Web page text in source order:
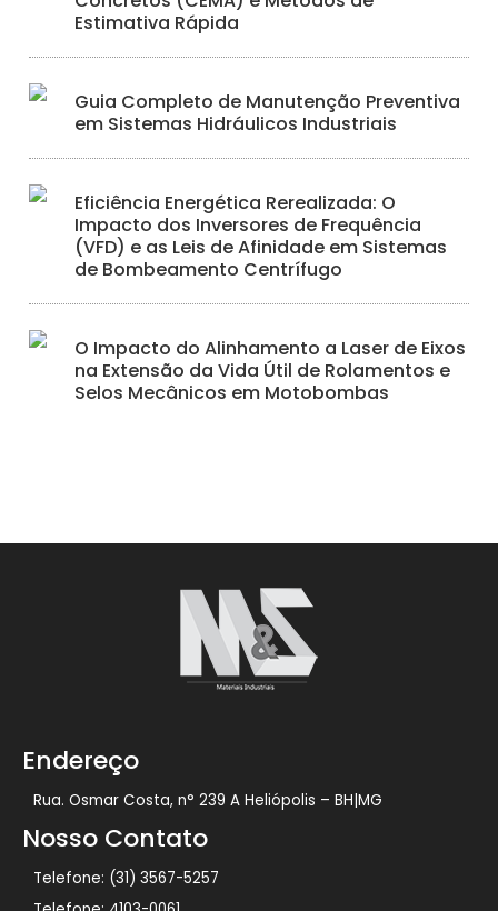
Estimativa Rápida
Guia Completo de Manutenção Preventiva
em Sistemas Hidráulicos Industriais
Eficiência Energética Rerealizada: O
Impacto dos Inversores de Frequência
(VFD) e as Leis de Afinidade em Sistemas
de Bombeamento Centrífugo
O Impacto do Alinhamento a Laser de Eixos
na Extensão da Vida Útil de Rolamentos e
Selos Mecânicos em Motobombas
Endereço
Rua. Osmar Costa, n° 239 A Heliópolis – BH|MG
Nosso Contato
Telefone: (31) 3567-5257